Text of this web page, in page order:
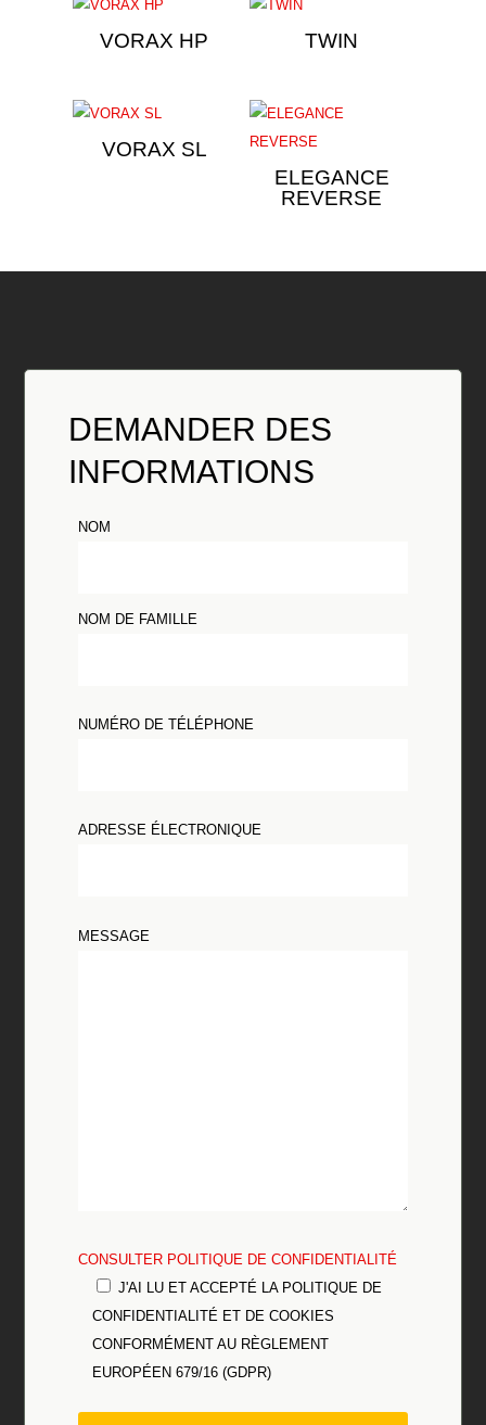
VORAX HP TWIN
VORAX SL
ELEGANCE
REVERSE
DEMANDER DES
INFORMATIONS
NOM
NOM DE FAMILLE
NUMÉRO DE TÉLÉPHONE
ADRESSE ÉLECTRONIQUE
MESSAGE
CONSULTER POLITIQUE DE CONFIDENTIALITÉ
J'AI LU ET ACCEPTÉ LA POLITIQUE DE
CONFIDENTIALITÉ ET DE COOKIES
CONFORMÉMENT AU RÈGLEMENT
EUROPÉEN 679/16 (GDPR)